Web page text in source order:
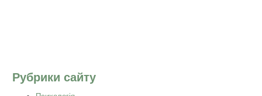
Рубрики сайту